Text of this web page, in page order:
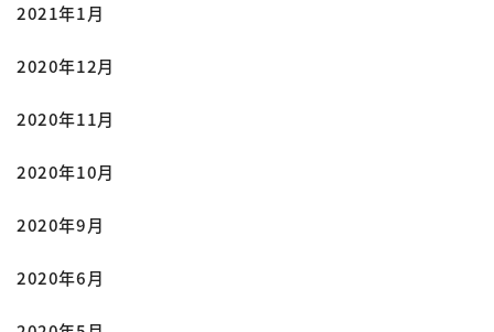
2021年1月
2020年12月
2020年11月
2020年10月
2020年9月
2020年6月